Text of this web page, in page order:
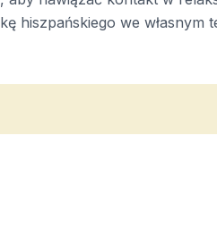
hiszpańskiego we własnym